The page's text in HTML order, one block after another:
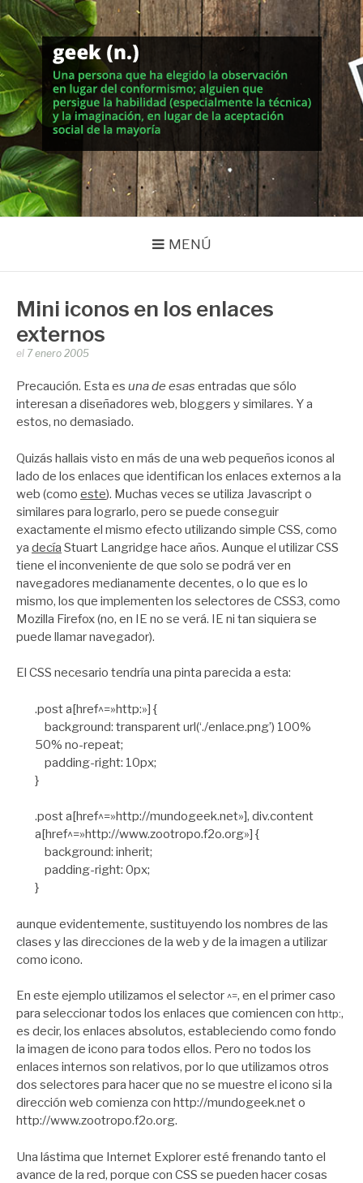
Saltar
al
contenido
MUNDO GEEK
Vida inteligente en la geekosfera
MENÚ
Mini iconos en los enlaces
externos
Publicado
Zootropo
el 7 enero 2005
Precaución. Esta es una de esas entradas que sólo
interesan a diseñadores web, bloggers y similares. Y a
estos, no demasiado.
Quizás hallais visto en más de una web pequeños iconos al
lado de los enlaces que identifican los enlaces externos a la
web (como este). Muchas veces se utiliza Javascript o
similares para lograrlo, pero se puede conseguir
exactamente el mismo efecto utilizando simple CSS, como
ya decía Stuart Langridge hace años. Aunque el utilizar CSS
tiene el inconveniente de que solo se podrá ver en
navegadores medianamente decentes, o lo que es lo
mismo, los que implementen los selectores de CSS3, como
Mozilla Firefox (no, en IE no se verá. IE ni tan siquiera se
puede llamar navegador).
El CSS necesario tendría una pinta parecida a esta:
.post a[href^=»http:»] {
background: transparent url(‘./enlace.png’) 100%
50% no-repeat;
padding-right: 10px;
}
.post a[href^=»http://mundogeek.net»], div.content
a[href^=»http://www.zootropo.f2o.org»] {
background: inherit;
padding-right: 0px;
}
aunque evidentemente, sustituyendo los nombres de las
clases y las direcciones de la web y de la imagen a utilizar
como icono.
En este ejemplo utilizamos el selector^=, en el primer caso
para seleccionar todos los enlaces que comiencen con http:,
es decir, los enlaces absolutos, estableciendo como fondo
la imagen de icono para todos ellos. Pero no todos los
enlaces internos son relativos, por lo que utilizamos otros
dos selectores para hacer que no se muestre el icono si la
dirección web comienza con http://mundogeek.net o
http://www.zootropo.f2o.org.
Una lástima que Internet Explorer esté frenando tanto el
avance de la red, porque con CSS se pueden hacer cosas